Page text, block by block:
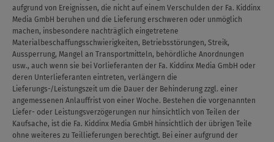
aufgrund von Ereignissen, die nicht auf einem Verschulden der Fa. Kiddinx
Media GmbH beruhen und die Lieferung erschweren oder unmöglich
machen, insbesondere nachträglich eingetretene
Materialbeschaffungsschwierigkeiten, Betriebsstörungen, Streik,
Aussperrung, Mangel an Transportmitteln, behördliche Anordnungen
usw., auch wenn sie bei Vorlieferanten der Fa. Kiddinx Media GmbH oder
deren Unterlieferanten eintreten, verlängern die
Lieferungs-/Leistungszeit um die Dauer der Behinderung zzgl. einer
angemessenen Anlauffrist von einer Woche. Bestehen die vorgenannten
Liefer- oder Leistungsverzögerungen nur hinsichtlich von Teilen der
Kaufsache, ist die Fa. Kiddinx Media GmbH hinsichtlich der übrigen Teile
ohne weiteres zu Teillieferungen berechtigt. Bei einer aufgrund der